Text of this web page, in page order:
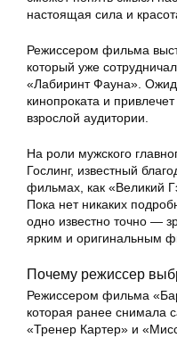
настоящая сила и
Режиссером фильма
который уже
«Лабиринт Фауна».
кинопроката и
взрослой аудитории.
На роли мужского
Гослинг, известный
фильмах, как «Великий
Пока нет никаких
одно известно точно —
ярким и оригинальным
Почему режиссер
Режиссером фильма
которая ранее снимала
«Тренер Картер» и